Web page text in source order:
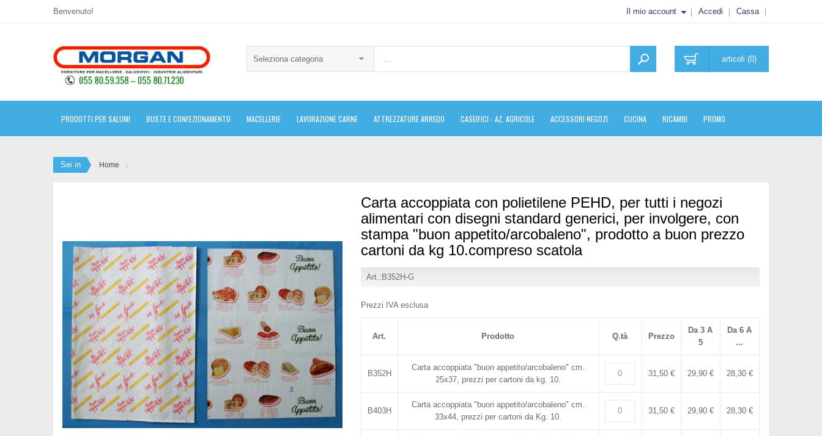
Benvenuto! Cassa
Accedi
Il mio account
articoli (0)
Seleziona categoria
PRODOTTI PER SALUMI BUSTE E CONFEZIONAMENTO MACELLERIE LAVORAZIONE CARNE ATTREZZATURE ARREDO CASEIFICI - AZ. AGRICOLE ACCESSORI NEGOZI CUCINA RICAMBI PROMO
Sei in Home
Carta accoppiata con polietilene PEHD, per tutti i negozi
alimentari con disegni standard generici, per involgere, con
stampa "buon appetito/arcobaleno", prodotto a buon prezzo
cartoni da kg 10.compreso scatola
Art.:B352H-G
Prezzi IVA esclusa
Art. Prodotto Q.tà Prezzo
Da 3 A
5
Da 6 A
...
B352H
Carta accoppiata "buon appetito/arcobaleno" cm.
25x37, prezzi per cartoni da kg. 10.
31,50 € 29,90 € 28,30 €
B403H
Carta accoppiata "buon appetito/arcobaleno" cm.
33x44, prezzi per cartoni da Kg. 10.
31,50 € 29,90 € 28,30 €